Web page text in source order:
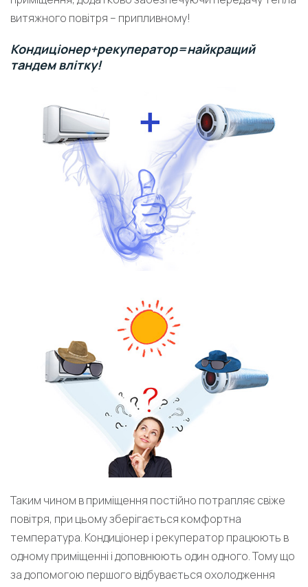
витяжного повітря – припливному!
Кондиціонер+рекуператор=найкращий
тандем влітку!
Таким чином в приміщення постійно потрапляє свіже
повітря, при цьому зберігається комфортна
температура. Кондиціонер і рекуператор працюють в
одному приміщенні і доповнюють один одного. Тому що
за допомогою першого відбувається охолодження